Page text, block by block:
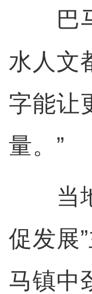
巴马
水人文
字能让
量。”
当地
促发展
马镇中